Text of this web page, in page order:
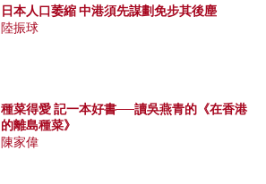
日本人口萎縮 中港須先謀劃免步其後塵
陸振球
種菜得愛 記一本好書──讀吳燕青的《在香港
的離島種菜》
陳家偉